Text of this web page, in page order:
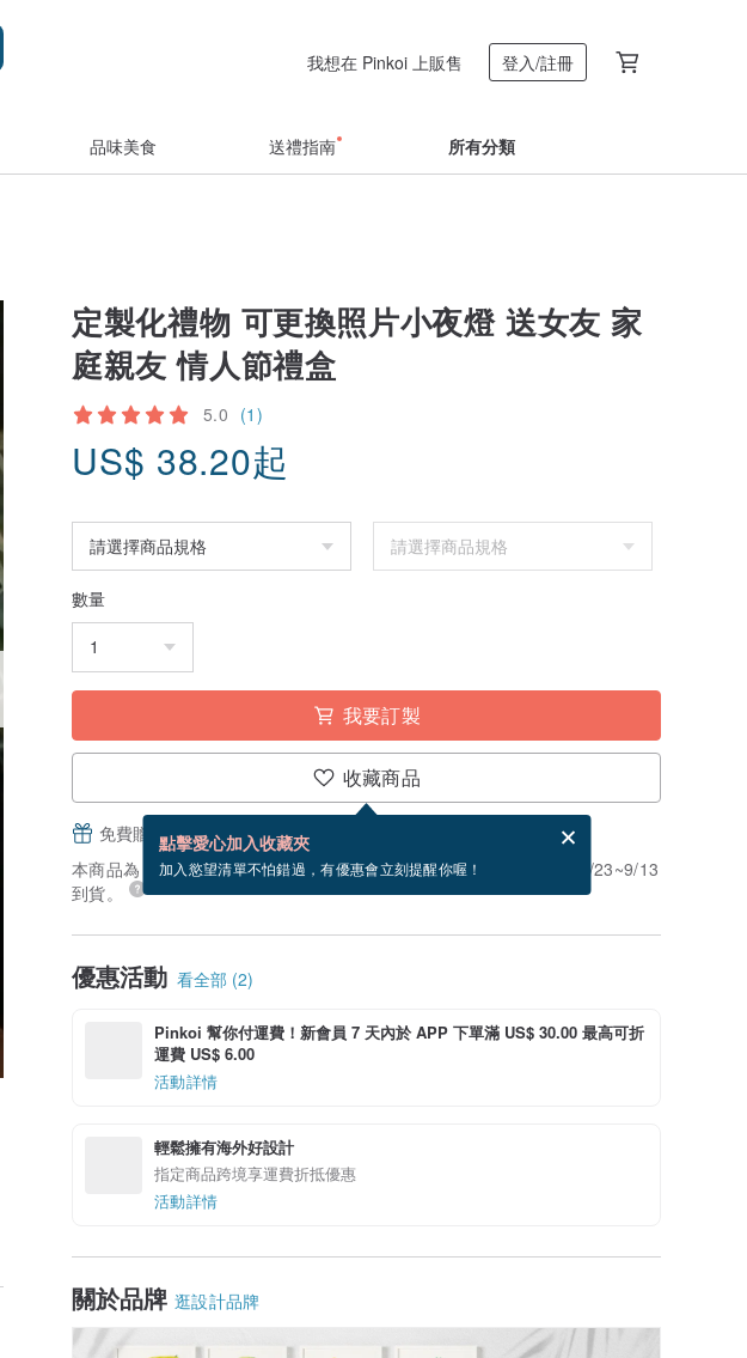
我想在 Pinkoi 上販售 登入/註冊
品味美食 送禮指南 所有分類
定製化禮物 可更換照片小夜燈 送女友 家
庭親友 情人節禮盒
5.0 (1)
US$ 38.20起
數量
我要訂製
收藏商品
點擊愛心加入收藏夾
加入慾望清單不怕錯過，有優惠會立刻提醒你喔！
免費贈送電子賀卡，結帳完成後填寫
本商品為「接單訂製」。付款後需 4 個工作天製作。現在下單預估 8/23~9/13
到貨。
優惠活動 看全部 (2)
Pinkoi 幫你付運費！新會員 7 天內於 APP 下單滿 US$ 30.00 最高可折
運費 US$ 6.00
活動詳情
輕鬆擁有海外好設計
指定商品跨境享運費折抵優惠
活動詳情
關於品牌 逛設計品牌